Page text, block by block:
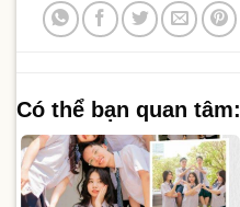
Có thể bạn quan tâm: